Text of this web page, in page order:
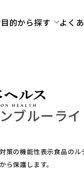
目的から探す よく
ブルーラ
策の機能性表示食品の
ら保護します。